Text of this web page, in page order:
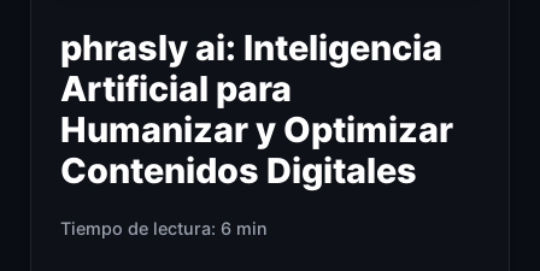
phrasly ai: Inteligencia
Artificial para
Humanizar y Optimizar
Contenidos Digitales
Tiempo de lectura: 6 min